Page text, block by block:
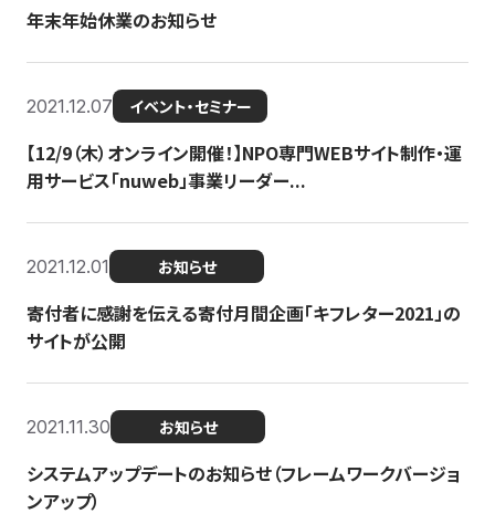
年末年始休業のお知らせ
2021.12.07 イベント・セミナー
【12/9（木）オンライン開催！】NPO専門WEBサイト制作・運
用サービス「nuweb」事業リーダー...
2021.12.01 お知らせ
寄付者に感謝を伝える寄付月間企画「キフレター2021」の
サイトが公開
2021.11.30 お知らせ
システムアップデートのお知らせ（フレームワークバージョ
ンアップ）